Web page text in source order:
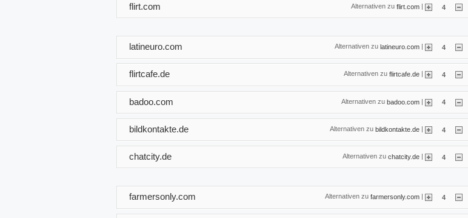
Alternativen zu flirt.com | 4
flirt.com
Alternativen zu latineuro.com | 4
latineuro.com
Alternativen zu flirtcafe.de 4
flirtcafe.de
Alternativen zu badoo.com | 4
badoo.com
Alternativen zu bildkontakte.de | 4
bildkontakte.de
Alternativen zu chatcity.de | 4
chatcity.de
Alternativen zu farmersonly.com 4
farmersonly.com